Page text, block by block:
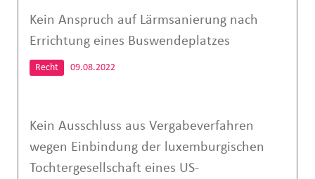
Kein Anspruch auf Lärmsanierung nach
Errichtung eines Buswendeplatzes
Recht 09.08.2022
Kein Ausschluss aus Vergabeverfahren
wegen Einbindung der luxemburgischen
Tochtergesellschaft eines US-